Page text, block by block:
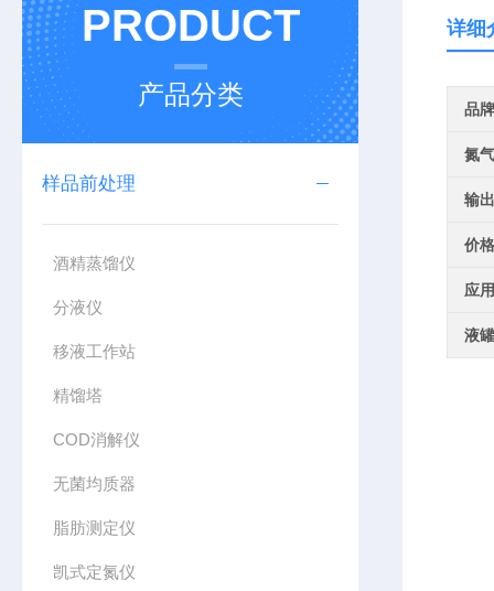
PRODUCT
产品分类
样品前处理
酒精蒸馏仪
分液仪
移液工作站
精馏塔
COD消解仪
无菌均质器
脂肪测定仪
凯式定氮仪
详细
品牌
氮
输
价
应
液